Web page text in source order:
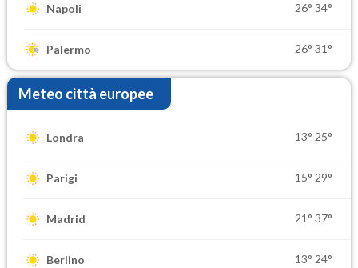
Napoli 26° 34°
Palermo 26° 31°
Meteo città europee
Londra 13° 25°
Parigi 15° 29°
Madrid 21° 37°
Berlino 13° 24°